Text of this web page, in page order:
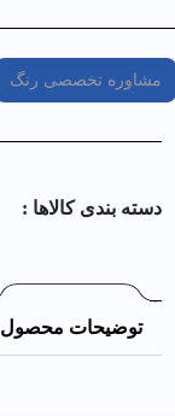
مشاوره تخصصی رنگ
دسته بندی کالا‌ها :
توضیحات محصول